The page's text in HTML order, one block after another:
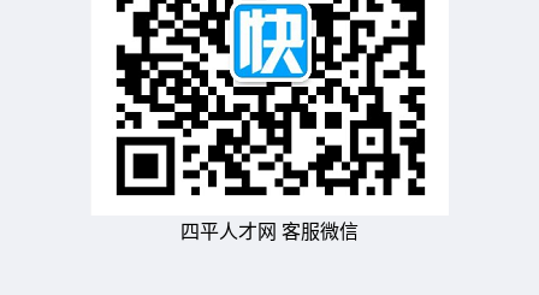
四平人才网 客服微信